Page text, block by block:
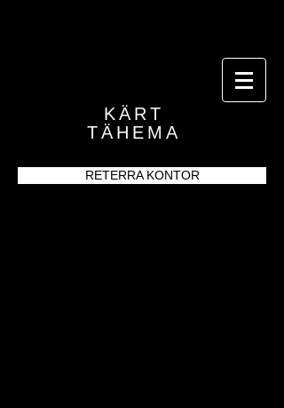
KÄRT
TÄHEMA
RETERRA KONTOR